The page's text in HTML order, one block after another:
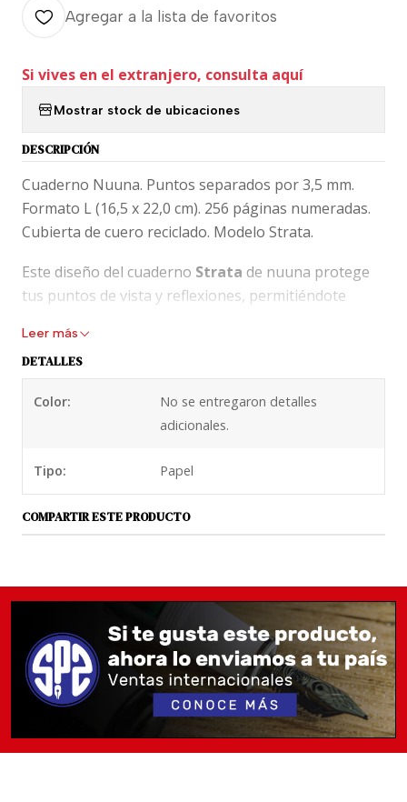
Agregar a la lista de favoritos
Si vives en el extranjero, consulta aquí
Mostrar stock de ubicaciones
DESCRIPCIÓN
Cuaderno Nuuna. Puntos separados por 3,5 mm.
Formato L (16,5 x 22,0 cm). 256 páginas numeradas.
Cubierta de cuero reciclado. Modelo Strata.
Este diseño del cuaderno Strata de nuuna protege
tus puntos de vista y reflexiones, permitiéndote
Equipado con papel Munken de alta calidad.
Fabricado en Alemania.
Si tienes alguna duda sobre este producto,
Leer más
DETALLES
Color:
No se entregaron detalles
adicionales.
Tipo: Papel
COMPARTIR ESTE PRODUCTO